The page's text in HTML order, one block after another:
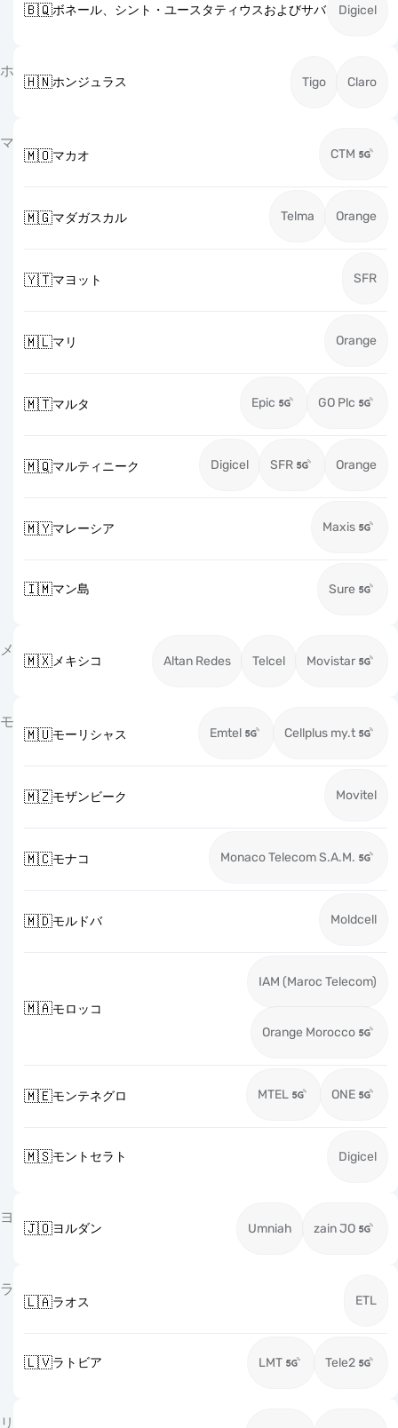
🇧🇶ボネール、シント・ユースタティウスおよびサバ Digicel
ホ
🇭🇳ホンジュラス Tigo Claro
マ
🇲🇴マカオ CTM
🇲🇬マダガスカル Telma Orange
🇾🇹マヨット SFR
🇲🇱マリ Orange
🇲🇹マルタ Epic GO Plc
🇲🇶マルティニーク Digicel SFR Orange
🇲🇾マレーシア Maxis
🇮🇲マン島 Sure
メ
🇲🇽メキシコ Altan Redes Telcel Movistar
モ
🇲🇺モーリシャス Emtel Cellplus my.t
🇲🇿モザンビーク Movitel
🇲🇨モナコ Monaco Telecom S.A.M.
🇲🇩モルドバ Moldcell
🇲🇦モロッコ
IAM (Maroc Telecom)
Orange Morocco
🇲🇪モンテネグロ MTEL ONE
🇲🇸モントセラト Digicel
ヨ
🇯🇴ヨルダン Umniah zain JO
ラ
🇱🇦ラオス ETL
🇱🇻ラトビア LMT Tele2
リ